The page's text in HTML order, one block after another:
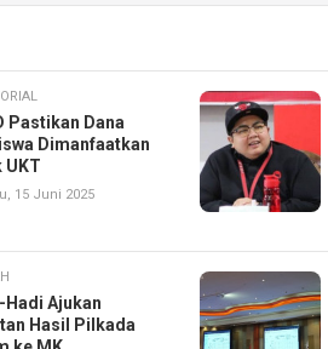
Pastikan Dana
Dimanfaatkan
UKT
15 Juni 2025
Hadi Ajukan
Hasil Pilkada